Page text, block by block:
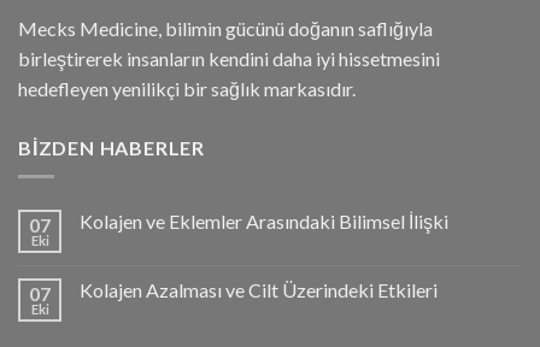
Mecks Medicine, bilimin gücünü doğanın saflığıyla
birleştirerek insanların kendini daha iyi hissetmesini
hedefleyen yenilikçi bir sağlık markasıdır.
BIZDEN HABERLER
07
Eki
Kolajen ve Eklemler Arasındaki Bilimsel İlişki
07
Eki
Kolajen Azalması ve Cilt Üzerindeki Etkileri